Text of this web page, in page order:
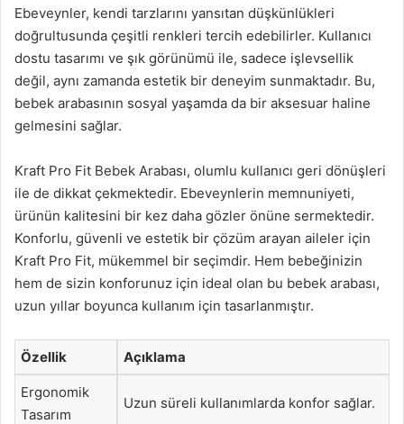
Ebeveynler, kendi tarzlarını yansıtan düşkünlükleri
doğrultusunda çeşitli renkleri tercih edebilirler. Kullanıcı
dostu tasarımı ve şık görünümü ile, sadece işlevsellik
değil, aynı zamanda estetik bir deneyim sunmaktadır. Bu,
bebek arabasının sosyal yaşamda da bir aksesuar haline
gelmesini sağlar.
Kraft Pro Fit Bebek Arabası, olumlu kullanıcı geri dönüşleri
ile de dikkat çekmektedir. Ebeveynlerin memnuniyeti,
ürünün kalitesini bir kez daha gözler önüne sermektedir.
Konforlu, güvenli ve estetik bir çözüm arayan aileler için
Kraft Pro Fit, mükemmel bir seçimdir. Hem bebeğinizin
hem de sizin konforunuz için ideal olan bu bebek arabası,
uzun yıllar boyunca kullanım için tasarlanmıştır.
Özellik Açıklama
Ergonomik
Tasarım
Uzun süreli kullanımlarda konfor sağlar.